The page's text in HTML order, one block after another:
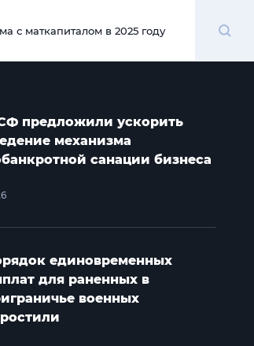
с маткапиталом в 2025 году
предложили ускорить
механизма
санации бизнеса
единовременных
для раненных в
военных